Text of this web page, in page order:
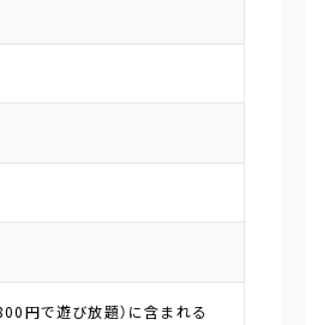
円で遊び放題）に含まれる